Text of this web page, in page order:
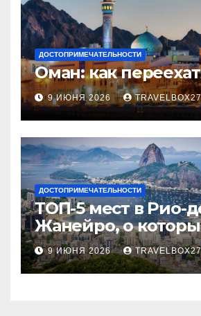
ДОСТОПРИМЕЧАТЕЛЬНОСТИ
Оман: как
9 ИЮНЯ 2026
ДОСТОПРИМЕЧАТЕЛЬНОСТИ
ТОП-5 мест в Рио-
Жанейро, о
знали
9 ИЮНЯ 2026